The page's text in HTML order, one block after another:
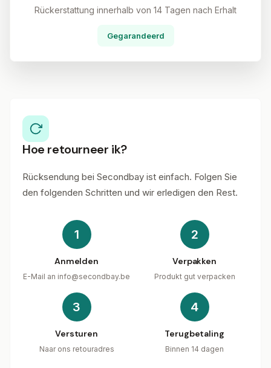
Rückerstattung innerhalb von 14 Tagen nach Erhalt
Gegarandeerd
Hoe retourneer ik?
Rücksendung bei Secondbay ist einfach. Folgen Sie
den folgenden Schritten und wir erledigen den Rest.
1
Anmelden
E-Mail an info@secondbay.be
2
Verpakken
Produkt gut verpacken
3
Versturen
Naar ons retouradres
4
Terugbetaling
Binnen 14 dagen